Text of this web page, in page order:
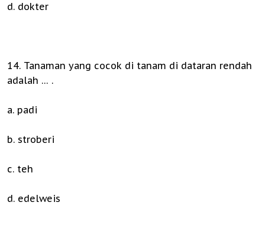
d. dokter
14. Tanaman yang cocok di tanam di dataran rendah
adalah … .
a. padi
b. stroberi
c. teh
d. edelweis